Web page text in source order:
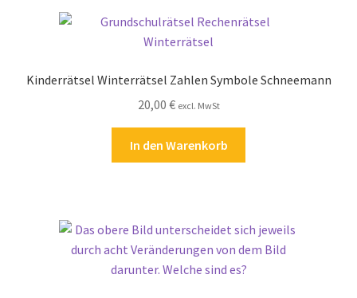
Kinderrätsel Winterrätsel Zahlen Symbole Schneemann
20,00 € excl. MwSt
In den Warenkorb